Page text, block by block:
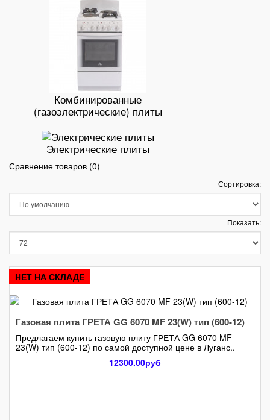
Комбинированные
(газоэлектрические) плиты
Электрические плиты
Сравнение товаров (0)
Сортировка:
Показать:
НЕТ НА СКЛАДЕ
Газовая плита ГРЕТА GG 6070 MF 23(W) тип (600-12)
Предлагаем купить газовую плиту ГРЕТА GG 6070 MF
23(W) тип (600-12) по самой доступной цене в Луганс..
12300.00руб